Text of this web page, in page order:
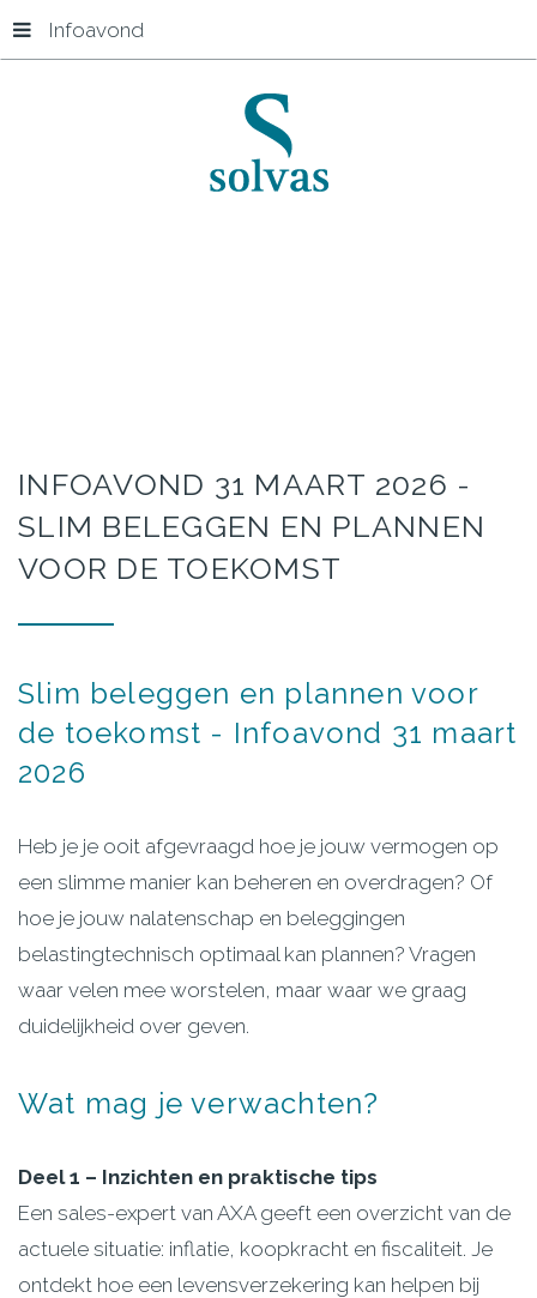
Infoavond
INFOAVOND 31 MAART 2026 -
SLIM BELEGGEN EN PLANNEN
VOOR DE TOEKOMST
Slim beleggen en plannen voor
de toekomst - Infoavond 31 maart
2026
Heb je je ooit afgevraagd hoe je jouw vermogen op
een slimme manier kan beheren en overdragen? Of
hoe je jouw nalatenschap en beleggingen
belastingtechnisch optimaal kan plannen? Vragen
waar velen mee worstelen, maar waar we graag
duidelijkheid over geven.
Wat mag je verwachten?
Deel 1 – Inzichten en praktische tips
Een sales-expert van AXA geeft een overzicht van de
actuele situatie: inflatie, koopkracht en fiscaliteit. Je
ontdekt hoe een levensverzekering kan helpen bij